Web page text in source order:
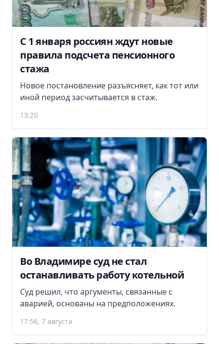
С 1 января россиян ждут новые
правила подсчета пенсионного
стажа
Новое постановление разъясняет, как тот или
иной период засчитывается в стаж.
13:20
Во Владимире суд не стал
останавливать работу котельной
Суд решил, что аргументы, связанные с
аварией, основаны на предположениях.
17:56, 7 августа